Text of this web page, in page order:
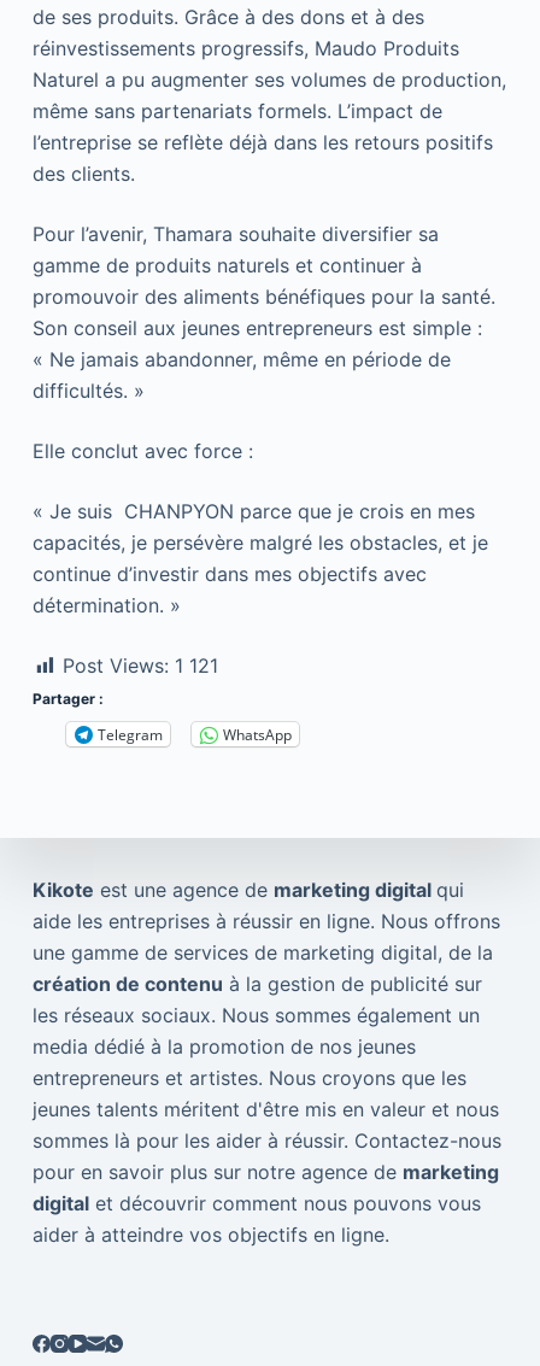
de ses produits. Grâce à des dons et à des
réinvestissements progressifs, Maudo Produits
Naturel a pu augmenter ses volumes de production,
même sans partenariats formels. L’impact de
l’entreprise se reflète déjà dans les retours positifs
des clients.
Pour l’avenir, Thamara souhaite diversifier sa
gamme de produits naturels et continuer à
promouvoir des aliments bénéfiques pour la santé.
Son conseil aux jeunes entrepreneurs est simple :
« Ne jamais abandonner, même en période de
difficultés. »
Elle conclut avec force :
« Je suis CHANPYON parce que je crois en mes
capacités, je persévère malgré les obstacles, et je
continue d’investir dans mes objectifs avec
détermination. »
Post Views: 1 121
Partager :
Telegram WhatsApp
Kikote est une agence de marketing digital qui
aide les entreprises à réussir en ligne. Nous offrons
une gamme de services de marketing digital, de la
création de contenu à la gestion de publicité sur
les réseaux sociaux. Nous sommes également un
media dédié à la promotion de nos jeunes
entrepreneurs et artistes. Nous croyons que les
jeunes talents méritent d'être mis en valeur et nous
sommes là pour les aider à réussir. Contactez-nous
pour en savoir plus sur notre agence de marketing
digitalet découvrir comment nous pouvons vous
aider à atteindre vos objectifs en ligne.